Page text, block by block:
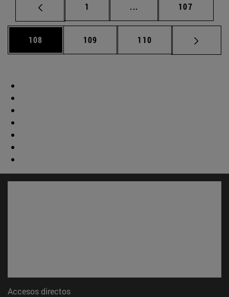
Página
1 ... Páginas intermedias
Página
107
Página
108 Página
109 Página
110
Accesos directos